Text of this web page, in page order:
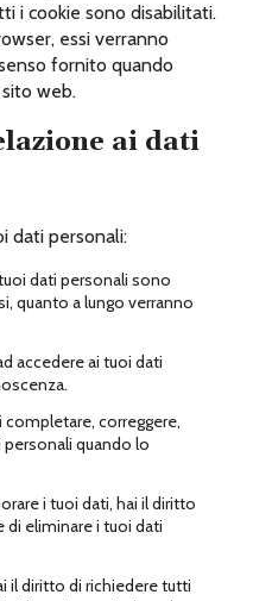
i cookie sono disabilitati.
essi verranno
fornito quando
web.
ai dati
dati personali:
dati personali sono
quanto a lungo verranno
accedere ai tuoi dati
correggere,
quando lo
i tuoi dati, hai il diritto
eliminare i tuoi dati
il diritto di richiedere tutti